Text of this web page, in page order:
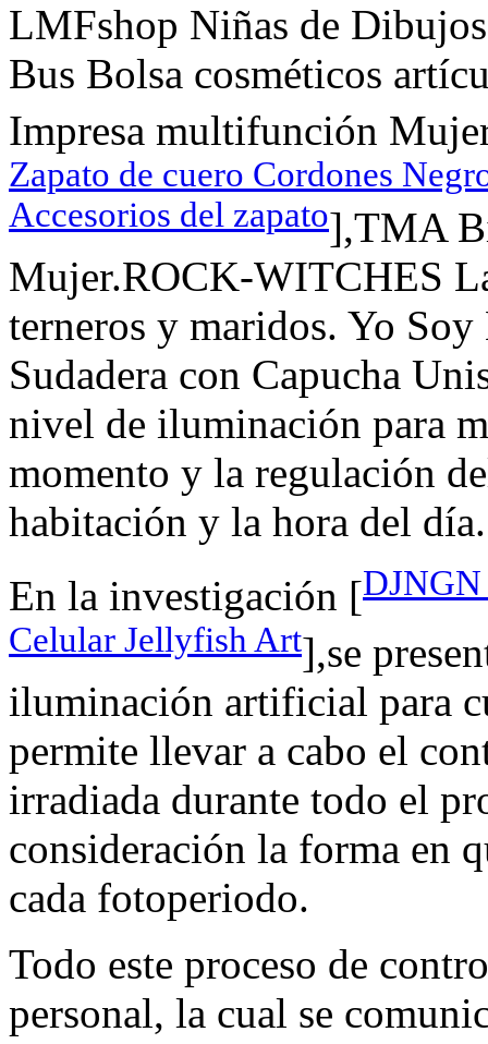
LMFshop Niñas de
Bus Bolsa cosméticos
Impresa multifunción
Zapato de cuero Cordones
Accesorios del zapato],TMA
Mujer.ROCK-WITCHES
terneros y maridos. Yo
Sudadera con Capucha
nivel de iluminación para
momento y la regulación
habitación y la hora del día.
En la investigación [DJNGN
Celular Jellyfish Art],se
iluminación artificial para
permite llevar a cabo el
irradiada durante todo el
consideración la forma en
cada fotoperiodo.
Todo este proceso de
personal, la cual se